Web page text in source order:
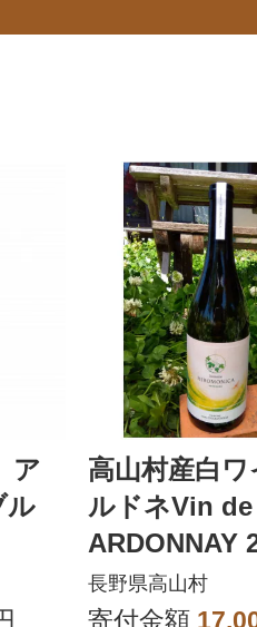
ア
ル
高山村産白
ルドネVin
ARDONNAY
ーヌ・ヒロ
長野県高山村
寄付金額